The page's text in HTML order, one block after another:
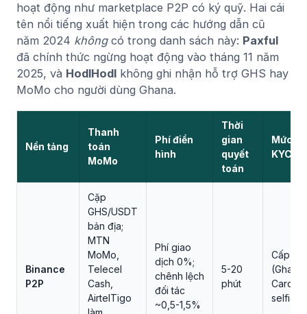
hoạt động như marketplace P2P có ký quỹ. Hai cái
tên nổi tiếng xuất hiện trong các hướng dẫn cũ
năm 2024 khôngcó trong danh sách này: Paxful
đã chính thức ngừng hoạt động vào tháng 11 năm
2025, và HodlHodl không ghi nhận hỗ trợ GHS hay
MoMo cho người dùng Ghana.
Nền tảng
Thanh
toán
MoMo
Phí điển
hình
Thời
gian
quyết
toán
Mức
KYC
Binance
P2P
Cặp
GHS/USDT
bản địa;
MTN
MoMo,
Telecel
Cash,
AirtelTigo
Phí giao
dịch 0%;
chênh lệch
đối tác
~0,5-1,5%
5-20
phút
Cấp 2
(Ghana
Card +
selfie)